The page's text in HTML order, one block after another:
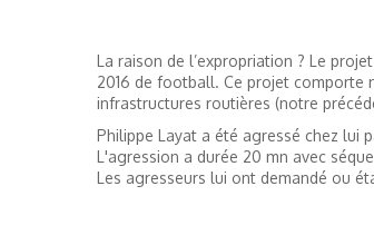
La raison de l’expropriation ? Le
2016 de football. Ce projet comporte
infrastructures routières (notre
Philippe Layat a été agressé chez lui
L'agression a durée 20 mn avec
Les agresseurs lui ont demandé ou